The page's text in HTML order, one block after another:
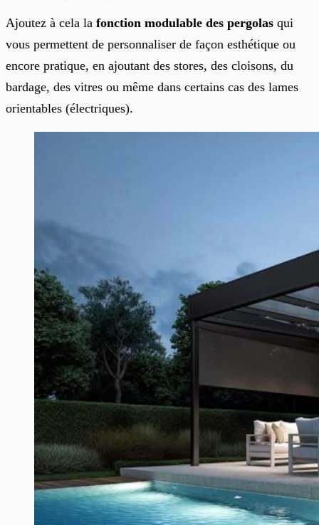
Ajoutez à cela la fonction modulable des pergolas qui
vous permettent de personnaliser de façon esthétique ou
encore pratique, en ajoutant des stores, des cloisons, du
bardage, des vitres ou même dans certains cas des lames
orientables (électriques).